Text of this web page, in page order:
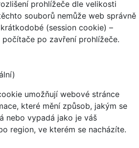
prohlížeče dle velikosti
souborů nemůže web správně
(session cookie) –
po zavření prohlížeče.
umožňují webové stránce
které mění způsob, jakým se
nebo vypadá jako je váš
region, ve kterém se nacházíte.